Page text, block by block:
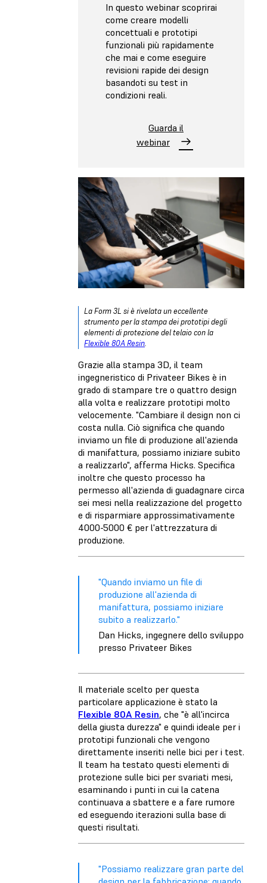
In questo webinar scoprirai
come creare modelli
concettuali e prototipi
funzionali più rapidamente
che mai e come eseguire
revisioni rapide dei design
basandoti su test in
condizioni reali.
Guarda il
webinar
La Form 3L si è rivelata un eccellente
strumento per la stampa dei prototipi degli
elementi di protezione del telaio con la
Flexible 80A Resin.
Grazie alla stampa 3D, il team
ingegneristico di Privateer Bikes è in
grado di stampare tre o quattro design
alla volta e realizzare prototipi molto
velocemente. "Cambiare il design non ci
costa nulla. Ciò significa che quando
inviamo un file di produzione all'azienda
di manifattura, possiamo iniziare subito
a realizzarlo", afferma Hicks. Specifica
inoltre che questo processo ha
permesso all'azienda di guadagnare circa
sei mesi nella realizzazione del progetto
e di risparmiare approssimativamente
4000-5000 € per l'attrezzatura di
produzione.
"Quando inviamo un file di
produzione all'azienda di
manifattura, possiamo iniziare
subito a realizzarlo."
Dan Hicks, ingegnere dello sviluppo
presso Privateer Bikes
Il materiale scelto per questa
particolare applicazione è stato la
Flexible 80A Resin, che "è all'incirca
della giusta durezza" e quindi ideale per i
prototipi funzionali che vengono
direttamente inseriti nelle bici per i test.
Il team ha testato questi elementi di
protezione sulle bici per svariati mesi,
esaminando i punti in cui la catena
continuava a sbattere e a fare rumore
ed eseguendo iterazioni sulla base di
questi risultati.
"Possiamo realizzare gran parte del